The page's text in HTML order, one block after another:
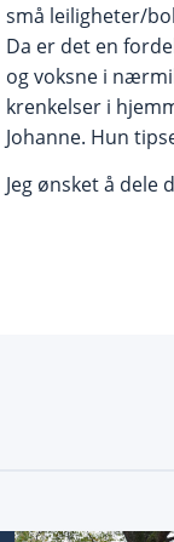
små leiligheter/
Da er det en
og voksne i
krenkelser i
Johanne. Hun
Jeg ønsket å dele